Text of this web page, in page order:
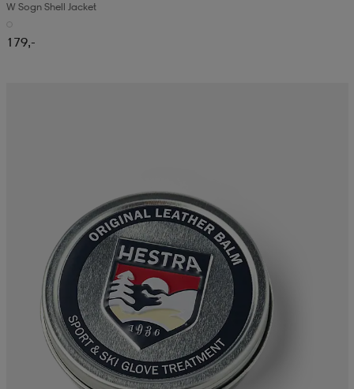
W Sogn Shell Jacket
179,-